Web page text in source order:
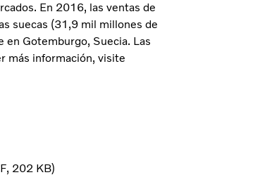
En 2016, las ventas de
suecas (31,9 mil millones de
en Gotemburgo, Suecia. Las
más información, visite
202 KB